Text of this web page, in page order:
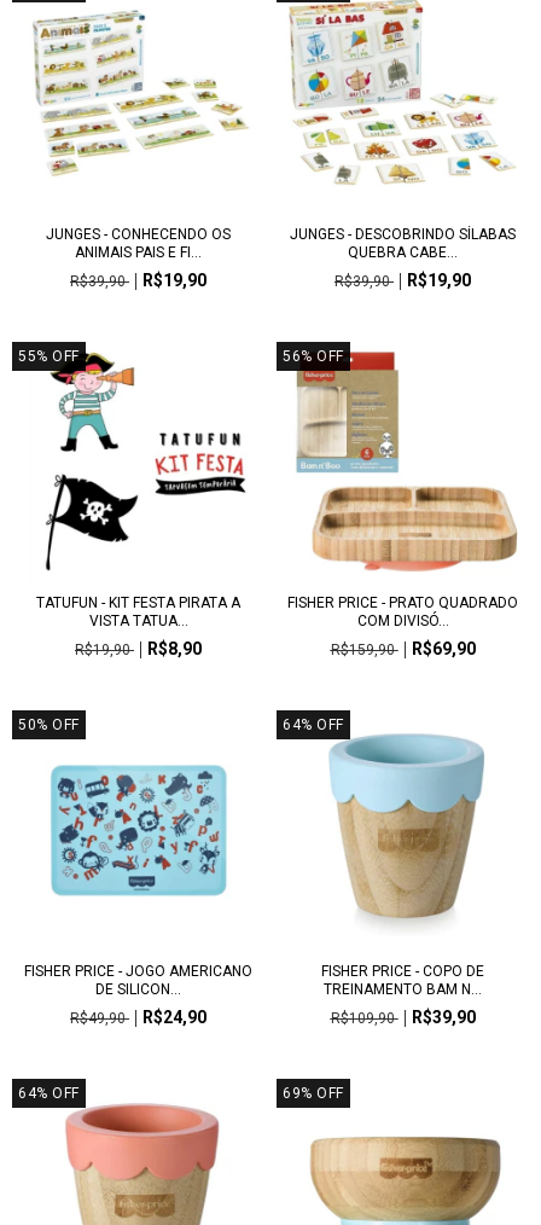
JUNGES - CONHECENDO OS
ANIMAIS PAIS E FI...
R$39,90
R$19,90
JUNGES - DESCOBRINDO SÍLABAS
QUEBRA CABE...
R$39,90
R$19,90
55% OFF
TATUFUN - KIT FESTA PIRATA A
VISTA TATUA...
R$19,90
R$8,90
56% OFF
FISHER PRICE - PRATO QUADRADO
COM DIVISÓ...
R$159,90
R$69,90
50% OFF
FISHER PRICE - JOGO AMERICANO
DE SILICON...
R$49,90
R$24,90
64% OFF
FISHER PRICE - COPO DE
TREINAMENTO BAM N...
R$109,90
R$39,90
64% OFF 69% OFF